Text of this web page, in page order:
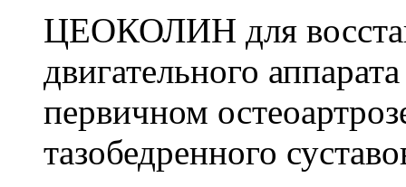
ЦЕОКОЛИН для
двигательного
первичном
тазобедренного